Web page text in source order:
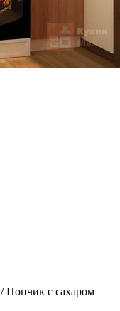
/ Пончик с сахаром